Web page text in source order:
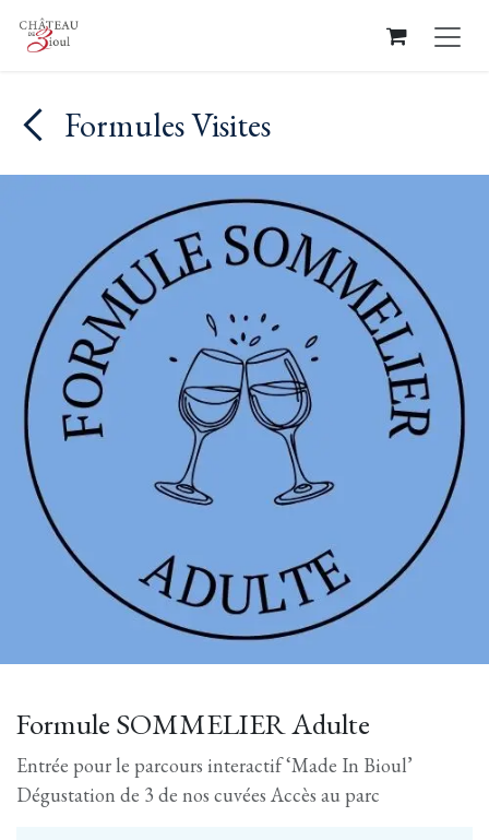
Se rendre au contenu
Formules Visites
Formule SOMMELIER Adulte
Entrée pour le parcours interactif ‘Made In Bioul’
Dégustation de 3 de nos cuvées Accès au parc